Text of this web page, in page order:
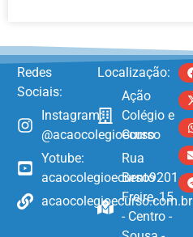
Redes
Sociais:
Instagram:
@acaocolegioecurso
Yotube:
acaocolegioecurso9201
acaocolegioecurso.com.br
Localização:
Ação
Colégio e
Curso
Rua
Bento
Freire, 15
- Centro -